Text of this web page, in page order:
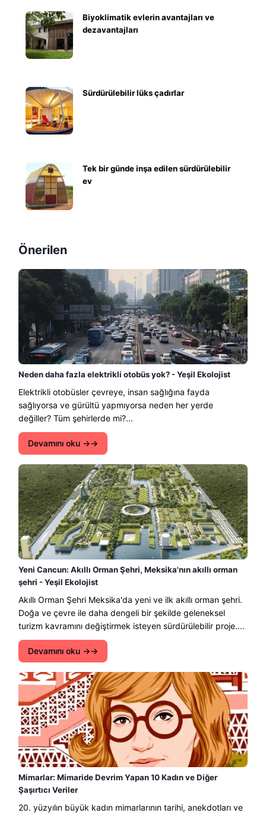
Biyoklimatik evlerin avantajları ve
dezavantajları
Sürdürülebilir lüks çadırlar
Tek bir günde inşa edilen sürdürülebilir
ev
Önerilen
Neden daha fazla elektrikli otobüs yok? - Yeşil Ekolojist
Elektrikli otobüsler çevreye, insan sağlığına fayda
sağlıyorsa ve gürültü yapmıyorsa neden her yerde
değiller? Tüm şehirlerde mi?...
Devamını oku →
Yeni Cancun: Akıllı Orman Şehri, Meksika'nın akıllı orman
şehri - Yeşil Ekolojist
Akıllı Orman Şehri Meksika'da yeni ve ilk akıllı orman şehri.
Doğa ve çevre ile daha dengeli bir şekilde geleneksel
turizm kavramını değiştirmek isteyen sürdürülebilir proje....
Devamını oku →
Mimarlar: Mimaride Devrim Yapan 10 Kadın ve Diğer
Şaşırtıcı Veriler
20. yüzyılın büyük kadın mimarlarının tarihi, anekdotları ve